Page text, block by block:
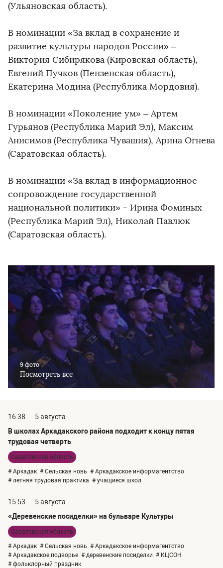
(Ульяновская область).
В номинации «За вклад в сохранение и
развитие культуры народов России» –
Виктория Сибирякова (Кировская область),
Евгений Пучков (Пензенская область),
Екатерина Модина (Республика Мордовия).
В номинации «Поколение ум» – Артем
Гурьянов (Республика Марий Эл), Максим
Анисимов (Республика Чувашия), Арина Огнева
(Саратовская область).
В номинации «За вклад в информационное
сопровождение государственной
национальной политики» - Ирина Фоминых
(Республика Марий Эл), Николай Павлюк
(Саратовская область).
9 фото
Посмотреть все
16:38
5 августа
В школах Аркадакского района подходит к концу пятая
трудовая четверть
Саратовская область
# Аркадак # Сельская новь # Аркадакское информагентство
# летняя трудовая практика # учащиеся школ
15:53
5 августа
«Деревенские посиделки» на бульваре Культуры
Саратовская область
# Аркадак # Сельская новь # Аркадакское информагентство
# Аркадакское подворье # деревенские посиделки # КЦСОН
# фольклорный праздник